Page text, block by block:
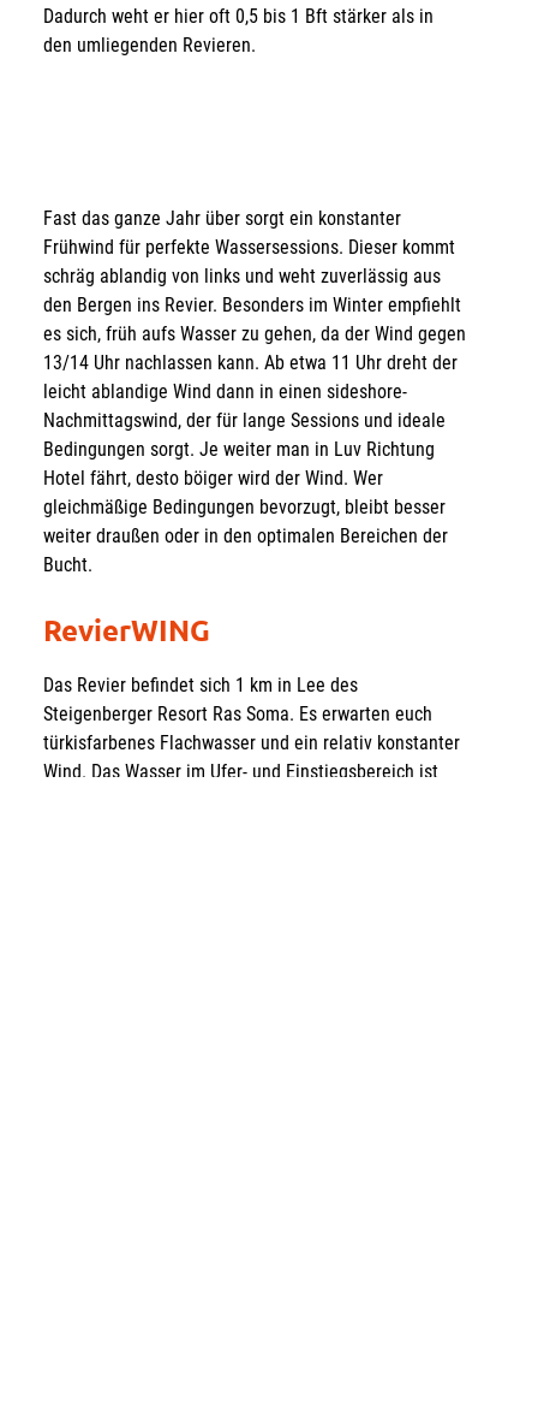
Dadurch weht er hier oft 0,5 bis 1 Bft stärker als in
den umliegenden Revieren.
Fast das ganze Jahr über sorgt ein konstanter
Frühwind für perfekte Wassersessions. Dieser kommt
schräg ablandig von links und weht zuverlässig aus
den Bergen ins Revier. Besonders im Winter empfiehlt
es sich, früh aufs Wasser zu gehen, da der Wind gegen
13/14 Uhr nachlassen kann. Ab etwa 11 Uhr dreht der
leicht ablandige Wind dann in einen sideshore-
Nachmittagswind, der für lange Sessions und ideale
Bedingungen sorgt. Je weiter man in Luv Richtung
Hotel fährt, desto böiger wird der Wind. Wer
gleichmäßige Bedingungen bevorzugt, bleibt besser
weiter draußen oder in den optimalen Bereichen der
Bucht.
RevierWING
Das Revier befindet sich 1 km in Lee des
Steigenberger Resort Ras Soma. Es erwarten euch
türkisfarbenes Flachwasser und ein relativ konstanter
Wind. Das Wasser im Ufer- und Einstiegsbereich ist